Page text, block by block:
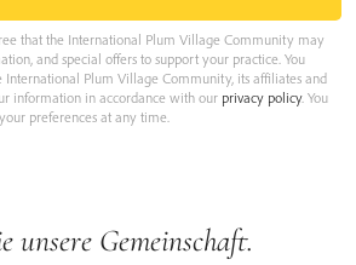
that the International Plum Village Community may
and special offers to support your practice. You
International Plum Village Community, its affiliates and
information in accordance with our privacy policy. You
preferences at any time.
unsere Gemeinschaft.